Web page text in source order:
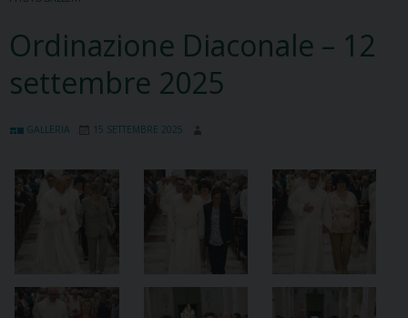
Ordinazione Diaconale – 12
settembre 2025
GALLERIA 15 SETTEMBRE 2025